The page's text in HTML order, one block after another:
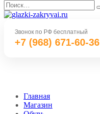
Перейти
к
содержанию
Search
for:
Звонок по РФ бесплатный
+7 (968) 671-60-36
Главная
Магазин